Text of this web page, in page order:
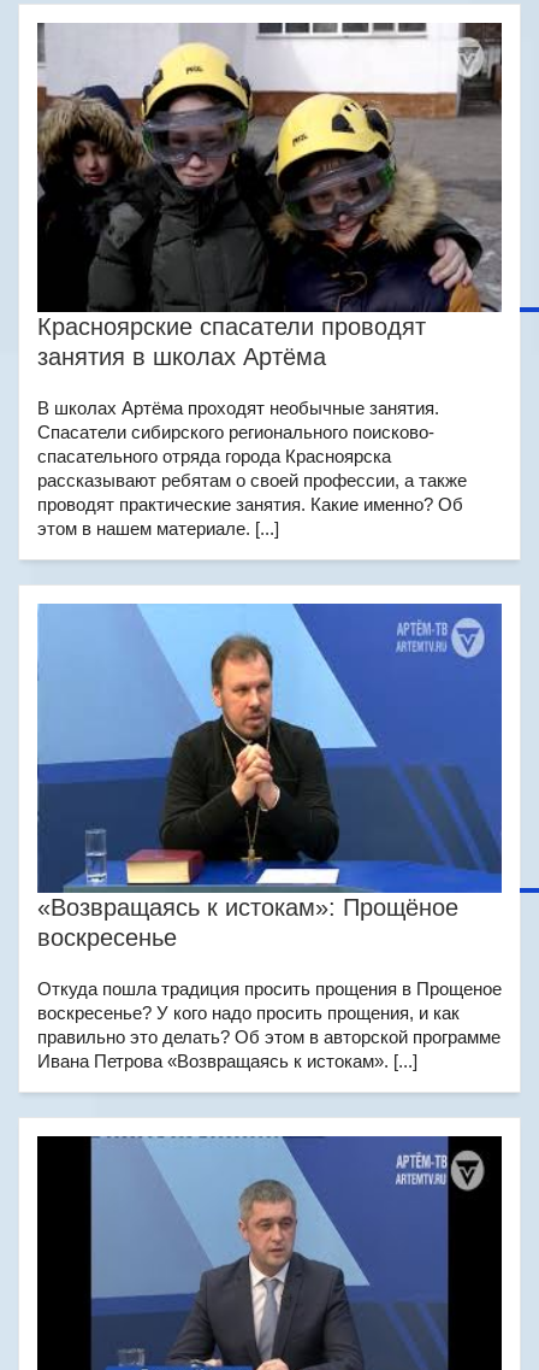
Красноярские спасатели проводят
занятия в школах Артёма
В школах Артёма проходят необычные занятия.
Спасатели сибирского регионального поисково-
спасательного отряда города Красноярска
рассказывают ребятам о своей профессии, а также
проводят практические занятия. Какие именно? Об
этом в нашем материале. [...]
«Возвращаясь к истокам»: Прощёное
воскресенье
Откуда пошла традиция просить прощения в Прощеное
воскресенье? У кого надо просить прощения, и как
правильно это делать? Об этом в авторской программе
Ивана Петрова «Возвращаясь к истокам». [...]